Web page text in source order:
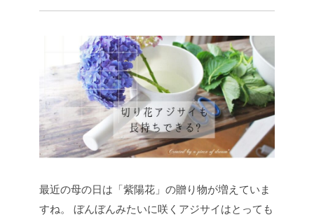
最近の母の日は「紫陽花」の贈り物が増えていま
すね。
ぼんぼんみたいに咲くアジサイはとっても